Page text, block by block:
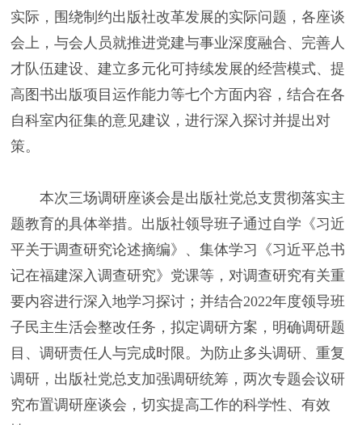
实际，围绕制约出版社改革发展的实际问题，各座谈
会上，与会人员就推进党建与事业深度融合、完善人
才队伍建设、建立多元化可持续发展的经营模式、提
高图书出版项目运作能力等七个方面内容，结合在各
自科室内征集的意见建议，进行深入探讨并提出对
策。
本次三场调研座谈会是出版社党总支贯彻落实主
题教育的具体举措。出版社领导班子通过自学《习近
平关于调查研究论述摘编》、集体学习《习近平总书
记在福建深入调查研究》党课等，对调查研究有关重
要内容进行深入地学习探讨；并结合2022年度领导班
子民主生活会整改任务，拟定调研方案，明确调研题
目、调研责任人与完成时限。为防止多头调研、重复
调研，出版社党总支加强调研统筹，两次专题会议研
究布置调研座谈会，切实提高工作的科学性、有效